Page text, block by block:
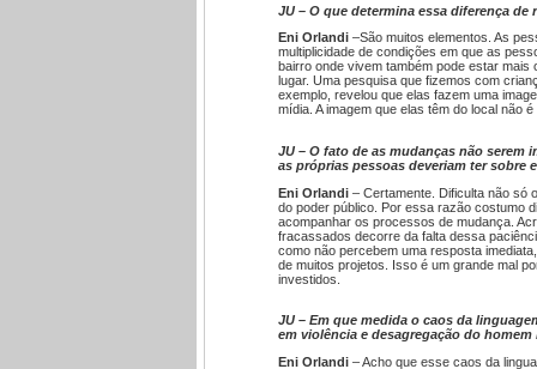
JU – O que determina essa diferença
Eni Orlandi–São muitos elementos. As
multiplicidade de condições em que as
bairro onde vivem também pode estar
lugar. Uma pesquisa que fizemos com
exemplo, revelou que elas fazem uma
mídia. A imagem que elas têm do local não
JU – O fato de as mudanças não
as próprias pessoas deveriam ter sobre
Eni Orlandi – Certamente. Dificulta não só
do poder público. Por essa razão costumo
acompanhar os processos de mudança.
fracassados decorre da falta dessa
como não percebem uma resposta
de muitos projetos. Isso é um grande mal
investidos.
JU – Em que medida o caos da
em violência e desagregação do
Eni Orlandi– Acho que esse caos da